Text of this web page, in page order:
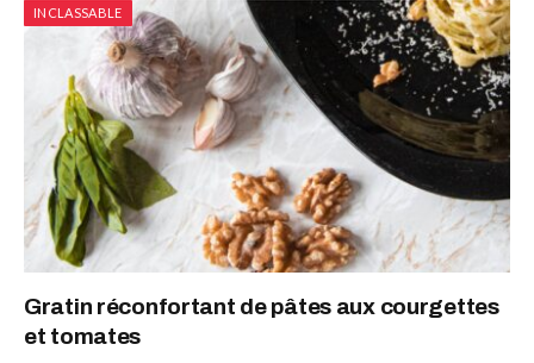
INCLASSABLE
Gratin réconfortant de pâtes aux courgettes
et tomates